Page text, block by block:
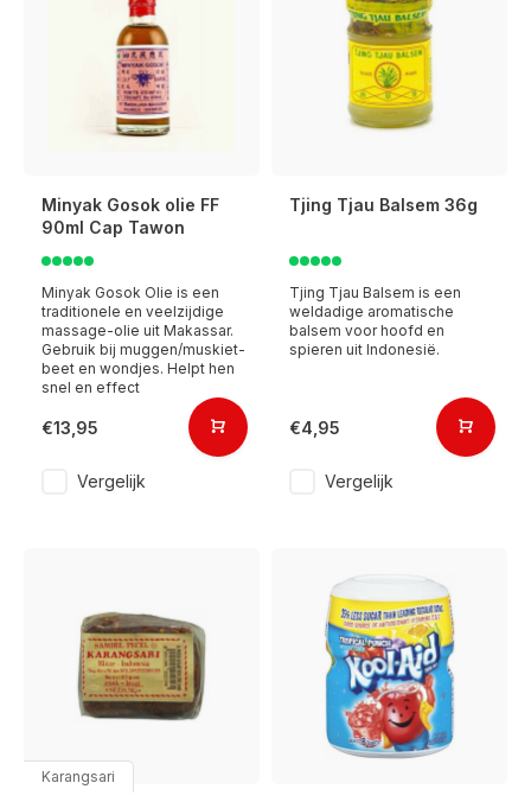
Minyak Gosok olie FF
90ml Cap Tawon
Minyak Gosok Olie is een
traditionele en veelzijdige
massage-olie uit Makassar.
Gebruik bij muggen/muskiet-
beet en wondjes. Helpt hen
snel en effect
€13,95
Vergelijk
Tjing Tjau Balsem 36g
Tjing Tjau Balsem is een
weldadige aromatische
balsem voor hoofd en
spieren uit Indonesië.
€4,95
Vergelijk
Karangsari